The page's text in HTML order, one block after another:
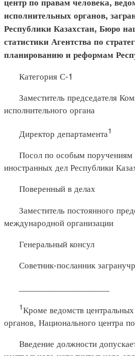
исполнительных органов,
Республики Казахстан, Бюро
статистики Агентства по
планированию и реформам
Категория С-1
Заместитель председателя
исполнительного органа
Директор департамента1
Посол по особым поручениям
иностранных дел Республики
Поверенный в делах
Заместитель постоянного
международной организации
Генеральный консул
Советник-посланник
1Кроме ведомств
органов, Национального центра
Введение должности